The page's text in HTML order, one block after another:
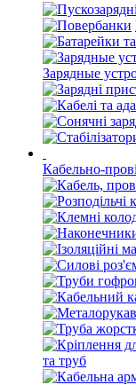
Зарядные
Кабельно-
та труб